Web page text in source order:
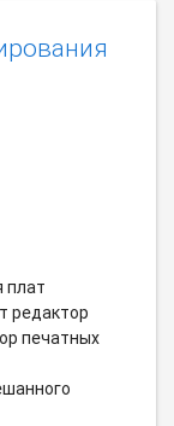
плат
редактор
печатных